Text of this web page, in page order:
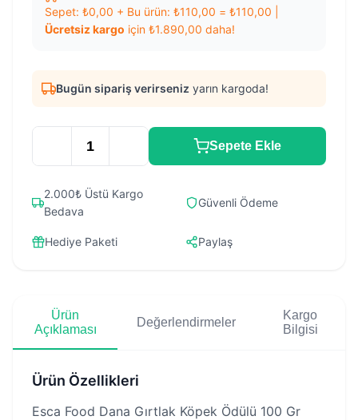
Sepet: ₺0,00 + Bu ürün: ₺110,00 = ₺110,00
Ücretsiz kargo için ₺1.890,00 daha!
Bugün sipariş verirseniz yarın kargoda!
Sepete Ekle
2.000₺ Üstü Kargo
Bedava
Güvenli Ödeme
Hediye Paketi Paylaş
Ürün
Açıklaması
Değerlendirmeler
Kargo
Bilgisi
Ürün Özellikleri
Esca Food Dana Gırtlak Köpek Ödülü 100 Gr